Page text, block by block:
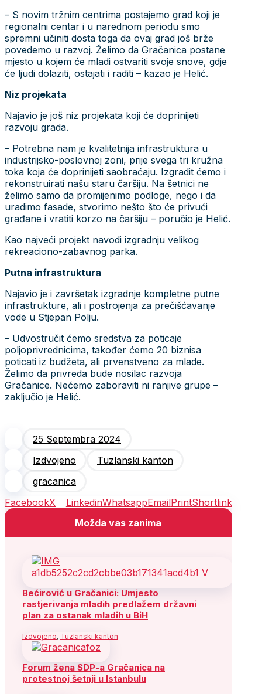
– S novim tržnim centrima postajemo grad koji je
regionalni centar i u narednom periodu smo
spremni učiniti dosta toga da ovaj grad još brže
povedemo u razvoj. Želimo da Gračanica postane
mjesto u kojem će mladi ostvariti svoje snove, gdje
će ljudi dolaziti, ostajati i raditi – kazao je Helić.
Niz projekata
Najavio je još niz projekata koji će doprinijeti
razvoju grada.
– Potrebna nam je kvalitetnija infrastruktura u
industrijsko-poslovnoj zoni, prije svega tri kružna
toka koja će doprinijeti saobraćaju. Izgradit ćemo i
rekonstruirati našu staru čaršiju. Na šetnici ne
želimo samo da promijenimo podloge, nego i da
uradimo fasade, stvorimo nešto što će privući
građane i vratiti korzo na čaršiju – poručio je Helić.
Kao najveći projekt navodi izgradnju velikog
rekreaciono-zabavnog parka.
Putna infrastruktura
Najavio je i završetak izgradnje kompletne putne
infrastrukture, ali i postrojenja za prečišćavanje
vode u Stjepan Polju.
– Udvostručit ćemo sredstva za poticaje
poljoprivrednicima, također ćemo 20 biznisa
poticati iz budžeta, ali prvenstveno za mlade.
Želimo da privreda bude nosilac razvoja
Gračanice. Nećemo zaboraviti ni ranjive grupe –
zaključio je Helić.
25 Septembra 2024
Izdvojeno
Tuzlanski kanton
gracanica
FacebookX LinkedinWhatsappEmailPrintShortlink
Možda vas zanima
Bećirović u Gračanici: Umjesto
rastjerivanja mladih predlažem državni
plan za ostanak mladih u BiH
Izdvojeno, Tuzlanski kanton
Forum žena SDP-a Gračanica na
protestnoj šetnji u Istanbulu